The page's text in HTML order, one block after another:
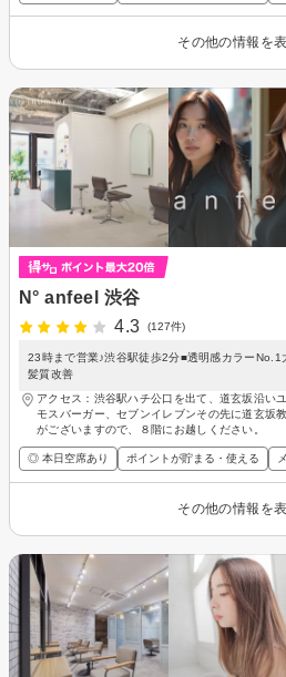
その他の情報を
N° anfeel 渋谷
4.3
(127件)
23時まで営業♪渋谷駅徒歩2分■透明感カラーNo.1
髪質改善
アクセス：渋谷駅ハチ公口を出て、道玄坂沿い
モスバーガー、セブンイレブンその先に道玄坂
がございますので、８階にお越しください。
◎ 本日空席あり ポイントが貯まる・使える
その他の情報を